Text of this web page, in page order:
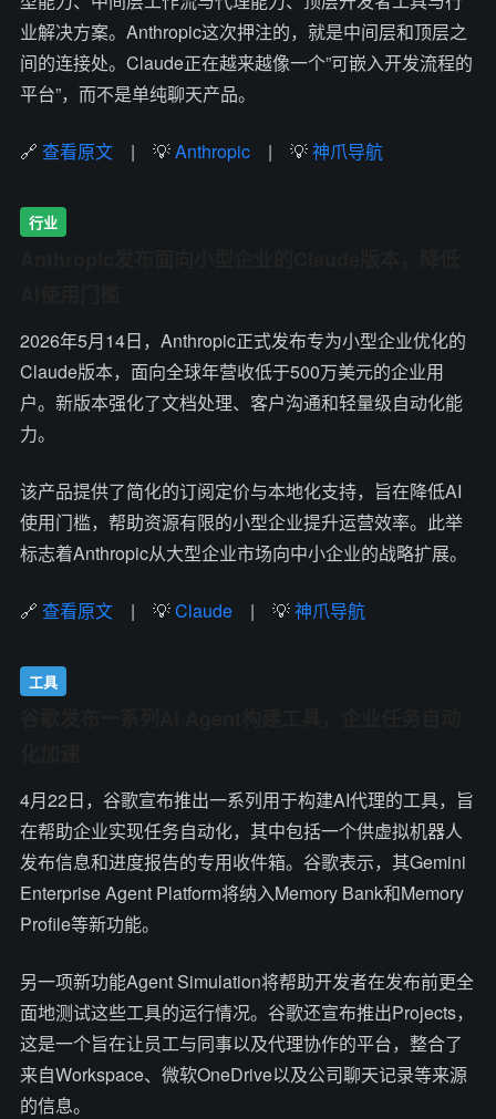
业解决方案。Anthropic这次押注的，就是中间层和顶层之
间的连接处。Claude正在越来越像一个”可嵌入开发流程的
平台”，而不是单纯聊天产品。
🔗 查看原文 | 💡Anthropic | 💡神爪导航
行业
2026年5月14日，Anthropic正式发布专为小型企业优化的
Claude版本，面向全球年营收低于500万美元的企业用
户。新版本强化了文档处理、客户沟通和轻量级自动化能
力。
该产品提供了简化的订阅定价与本地化支持，旨在降低AI
使用门槛，帮助资源有限的小型企业提升运营效率。此举
标志着Anthropic从大型企业市场向中小企业的战略扩展。
🔗 查看原文 | 💡Claude | 💡神爪导航
工具
4月22日，谷歌宣布推出一系列用于构建AI代理的工具，旨
在帮助企业实现任务自动化，其中包括一个供虚拟机器人
发布信息和进度报告的专用收件箱。谷歌表示，其Gemini
Enterprise Agent Platform将纳入Memory Bank和Memory
Profile等新功能。
另一项新功能Agent Simulation将帮助开发者在发布前更全
面地测试这些工具的运行情况。谷歌还宣布推出Projects，
这是一个旨在让员工与同事以及代理协作的平台，整合了
来自Workspace、微软OneDrive以及公司聊天记录等来源
的信息。